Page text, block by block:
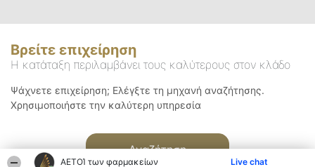
ΑΕΤΟΊ των φαρμακείων Live chat
Βρείτε επιχείρηση
Η κατάταξη περιλαμβάνει τους καλύτερους στον κλάδο
Ψάχνετε επιχείρηση; Ελέγξτε τη μηχανή αναζήτησης.
Χρησιμοποιήστε την καλύτερη υπηρεσία
Αναζήτηση